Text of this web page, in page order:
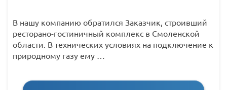
В нашу компанию обратился Заказчик, строивший
ресторано-гостиничный комплекс в Смоленской
области. В технических условиях на подключение к
природному газу ему …